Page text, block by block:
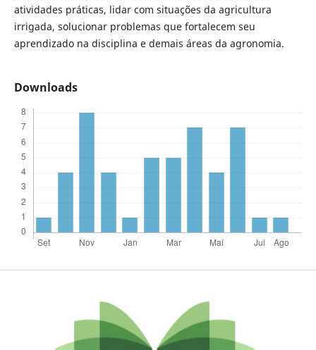
atividades práticas, lidar com situações da agricultura
irrigada, solucionar problemas que fortalecem seu
aprendizado na disciplina e demais áreas da agronomia.
Downloads